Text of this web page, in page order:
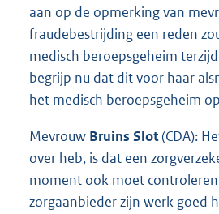
aan op de opmerking van
fraudebestrijding een reden
medisch beroepsgeheim
begrijp nu dat dit voor haar
het medisch beroepsgeheim
Mevrouw Bruins Slot(CDA):
over heb, is dat een
moment ook moet
zorgaanbieder zijn werk goed